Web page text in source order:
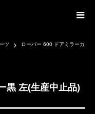
ツ ローバー 600 ドアミラーカ
黒 左(生産中止品)